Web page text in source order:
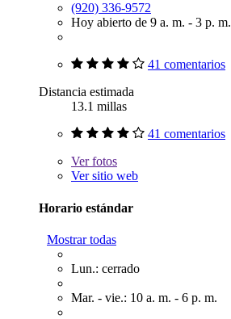
(920) 336-9572
Hoy abierto de 9 a. m. - 3 p. m.
41 comentarios
Distancia estimada
13.1 millas
41 comentarios
Verfotos
Ver sitio web
Horario estándar
Mostrar todas
Lun.: cerrado
Mar. - vie.: 10 a. m. - 6 p. m.